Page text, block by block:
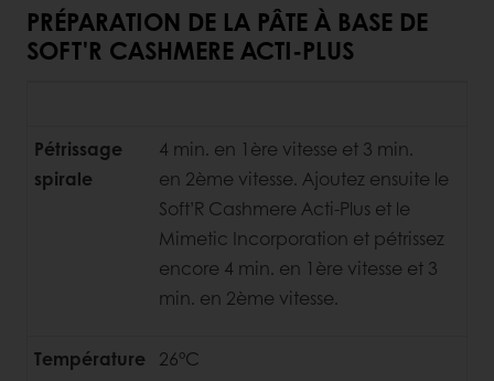
PRÉPARATION DE LA PÂTE À BASE DE
SOFT'R CASHMERE ACTI-PLUS
Pétrissage
spirale
4 min. en 1ère vitesse et 3 min.
en 2ème vitesse. Ajoutez ensuite le
Soft’R Cashmere Acti-Plus et le
Mimetic Incorporation et pétrissez
encore 4 min. en 1ère vitesse et 3
min. en 2ème vitesse.
Température
26°C